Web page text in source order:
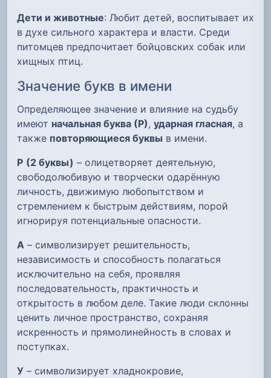
Дети и животные: Любит детей, воспитывает их
в духе сильного характера и власти. Среди
питомцев предпочитает бойцовских собак или
хищных птиц.
Значение букв в имени
Определяющее значение и влияние на судьбу
имеют начальная буква (Р), ударная гласная, а
также повторяющиеся буквы в имени.
Р (2 буквы) – олицетворяет деятельную,
свободолюбивую и творчески одарённую
личность, движимую любопытством и
стремлением к быстрым действиям, порой
игнорируя потенциальные опасности.
А – символизирует решительность,
независимость и способность полагаться
исключительно на себя, проявляя
последовательность, практичность и
открытость в любом деле. Такие люди склонны
ценить личное пространство, сохраняя
искренность и прямолинейность в словах и
поступках.
У – символизирует хладнокровие,